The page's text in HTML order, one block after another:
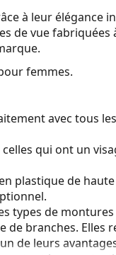
à leur élégance
de vue
femmes.
avec tous
qui ont un
plastique de
types de
branches. Elles
de leurs